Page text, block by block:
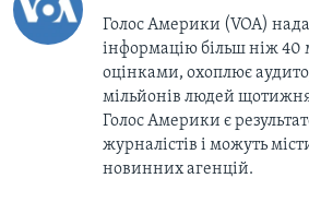
Голос Америки (VOA)
інформацію більш ніж 40
оцінками, охоплює
мільйонів людей щотижня.
Голос Америки є
журналістів і можуть
новинних агенцій.